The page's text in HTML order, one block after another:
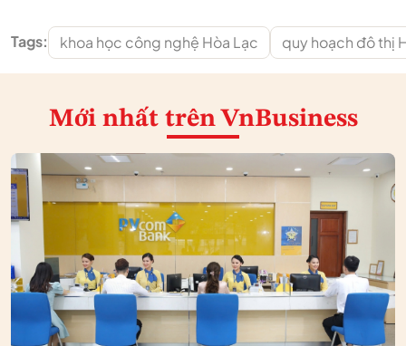
Tags: khoa học công nghệ Hòa Lạc quy hoạch đô thị
Mới nhất trên VnBusiness